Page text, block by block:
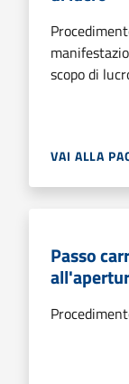
scopo di
VAI ALLA
Passo